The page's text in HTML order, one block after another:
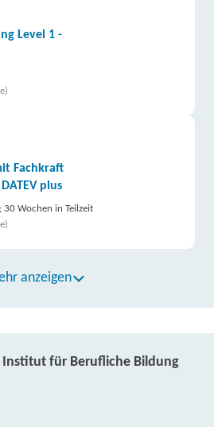
Level 1 -
Fachkraft
plus
30 Wochen in Teilzeit
anzeigen
für Berufliche Bildung